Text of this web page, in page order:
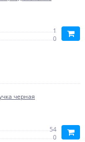
1
0
черная
54
0